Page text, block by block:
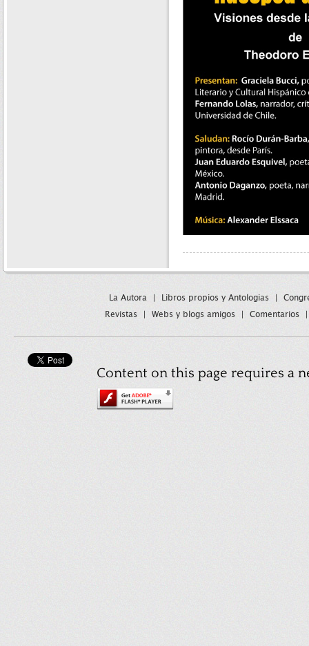
La Autora Libros propios y Antologias
Revistas
Webs y blogs amigos Comentarios
Content on this page requires a